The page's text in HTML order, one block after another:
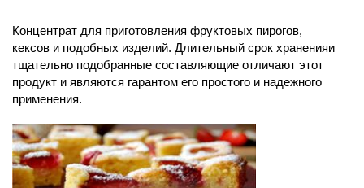
Концентрат для приготовления фруктовых пирогов,
кексов и подобных изделий. Длительный срок храненияи
тщательно подобранные составляющие отличают этот
продукт и являются гарантом его простого и надежного
применения.